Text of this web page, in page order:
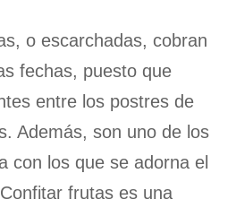
o escarchadas, cobran
fechas, puesto que
entre los postres de
Además, son uno de los
con los que se adorna el
frutas es una